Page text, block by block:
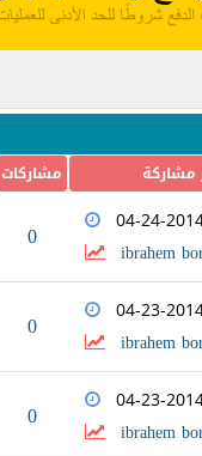
مشاركة مشاركات
04-24-
ibrahem
0
04-23-
ibrahem
0
04-23-
ibrahem
0